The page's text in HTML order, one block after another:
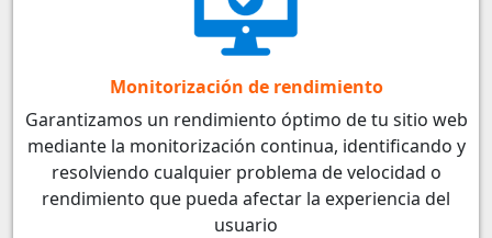
Monitorización de rendimiento
Garantizamos un rendimiento óptimo de tu sitio web
mediante la monitorización continua, identificando y
resolviendo cualquier problema de velocidad o
rendimiento que pueda afectar la experiencia del
usuario